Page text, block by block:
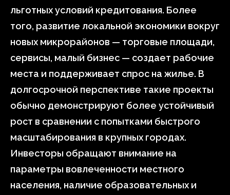
льготных условий кредитования. Более
того, развитие локальной экономики вокруг
новых микрорайонов — торговые площади,
сервисы, малый бизнес — создает рабочие
места и поддерживает спрос на жилье. В
долгосрочной перспективе такие проекты
обычно демонстрируют более устойчивый
рост в сравнении с попытками быстрого
масштабирования в крупных городах.
Инвесторы обращают внимание на
параметры вовлеченности местного
населения, наличие образовательных и